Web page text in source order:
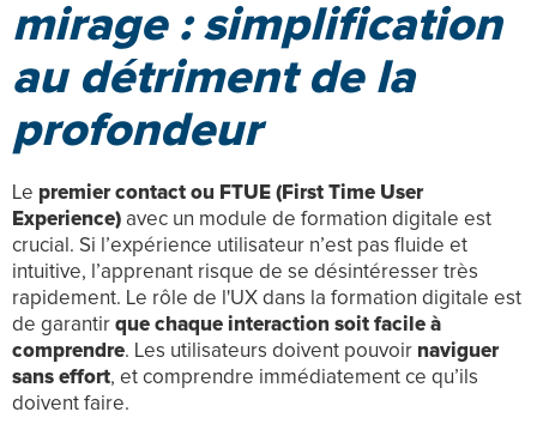
mirage : simplification
au détriment de la
profondeur
Le premier contact ou FTUE (First Time User
Experience) avec un module de formation digitale est
crucial. Si l’expérience utilisateur n’est pas fluide et
intuitive, l’apprenant risque de se désintéresser très
rapidement. Le rôle de l'UX dans la formation digitale est
de garantir que chaque interaction soit facile à
comprendre. Les utilisateurs doivent pouvoir naviguer
sans effort, et comprendre immédiatement ce qu’ils
doivent faire.